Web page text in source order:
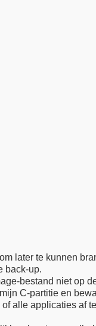
later te kunnen
back-up.
bestand niet op
C-partitie en
alle applicaties af